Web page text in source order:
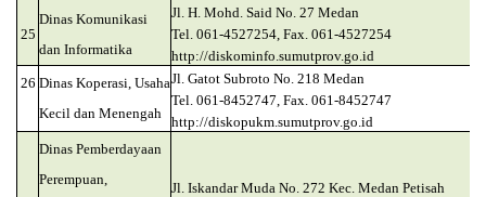
25
Dinas Komunikasi
dan Informatika
Jl. H. Mohd. Said No. 27 Medan
Tel. 061-4527254, Fax. 061-4527254
http://diskominfo.sumutprov.go.id
26 Dinas Koperasi, Usaha
Kecil dan Menengah
Jl. Gatot Subroto No. 218 Medan
Tel. 061-8452747, Fax. 061-8452747
http://diskopukm.sumutprov.go.id
Dinas Pemberdayaan
Perempuan,
Jl. Iskandar Muda No. 272 Kec. Medan Petisah